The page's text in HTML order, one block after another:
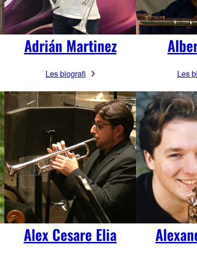
Adrián Martinez
Les biografi Les
Alex Cesare Elia